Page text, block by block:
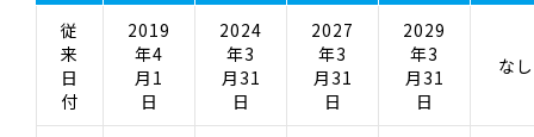
従
来
日
付
2019
年4
月1
日
2024
年3
月31
日
2027
年3
月31
日
2029
年3
月31
日
なし